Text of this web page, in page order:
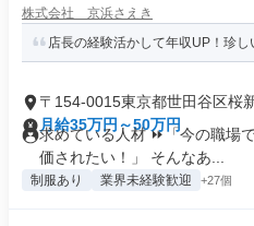
株式会社 京浜さえき
店長の経験活かして年収UP！珍
〒154-0015東京都世田谷区桜
月給35万円～50万円
求めている人材 ⏩「今の職場
価されたい！」 そんなあ...
制服あり 業界未経験歓迎 +27個